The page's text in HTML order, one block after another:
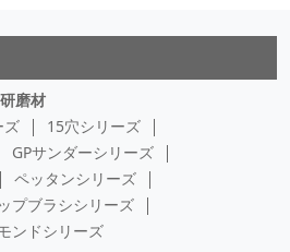
磨材
ズ
15穴シリーズ
GPサンダーシリーズ
ペッタンシリーズ
プブラシシリーズ
ンドシリーズ